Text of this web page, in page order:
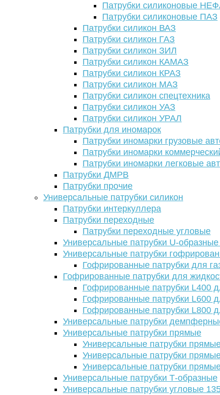
Патрубки силиконовые
Патрубки силиконовые ПАЗ
Патрубки силикон ВАЗ
Патрубки силикон ГАЗ
Патрубки силикон ЗИЛ
Патрубки силикон КАМАЗ
Патрубки силикон КРАЗ
Патрубки силикон МАЗ
Патрубки силикон спецтехника
Патрубки силикон УАЗ
Патрубки силикон УРАЛ
Патрубки для иномарок
Патрубки иномарки грузовые
Патрубки иномарки
Патрубки иномарки легковые
Патрубки ДМРВ
Патрубки прочие
Универсальные патрубки силикон
Патрубки интеркуллера
Патрубки переходные
Патрубки переходные угловые
Универсальные патрубки U-
Универсальные патрубки
Гофрированные патрубки для
Гофрированные патрубки для
Гофрированные патрубки L400
Гофрированные патрубки L600
Гофрированные патрубки L800
Универсальные патрубки
Универсальные патрубки прямые
Универсальные патрубки
Универсальные патрубки
Универсальные патрубки
Универсальные патрубки Т-образные
Универсальные патрубки угловые